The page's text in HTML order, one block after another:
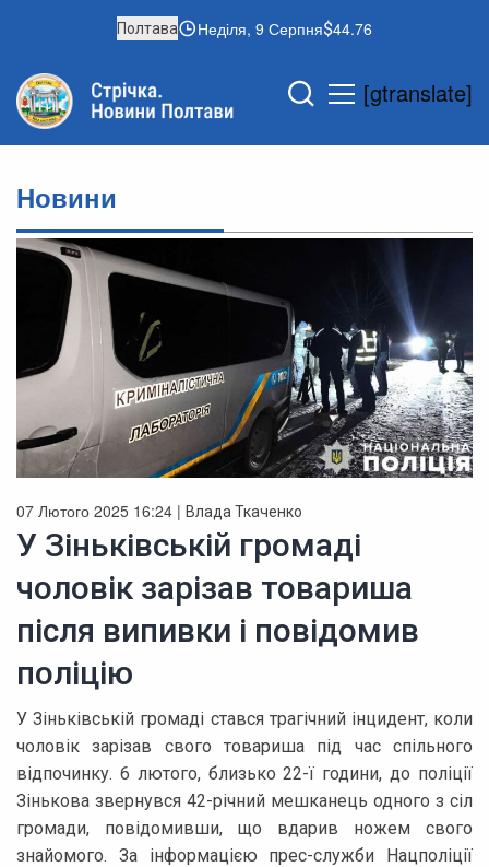
Полтава Неділя, 9 Серпня 44.76
[gtranslate]
Новини
07 Лютого 2025 16:24 | Влада Ткаченко
У Зіньківській громаді
чоловік зарізав товариша
після випивки і повідомив
поліцію
У Зіньківській громаді стався трагічний інцидент, коли
чоловік зарізав свого товариша під час спільного
відпочинку. 6 лютого, близько 22-ї години, до поліції
Зінькова звернувся 42-річний мешканець одного з сіл
громади, повідомивши, що вдарив ножем свого
знайомого. За інформацією прес-служби Нацполіції